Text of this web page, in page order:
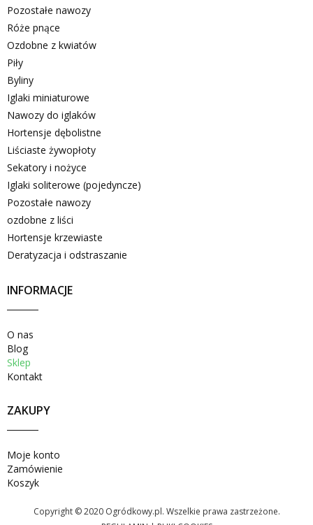
Pozostałe nawozy
Róże pnące
Ozdobne z kwiatów
Piły
Byliny
Iglaki miniaturowe
Nawozy do iglaków
Hortensje dębolistne
Liściaste żywopłoty
Sekatory i nożyce
Iglaki soliterowe (pojedyncze)
Pozostałe nawozy
ozdobne z liści
Hortensje krzewiaste
Deratyzacja i odstraszanie
INFORMACJE
O nas
Blog
Sklep
Kontakt
ZAKUPY
Moje konto
Zamówienie
Koszyk
Copyright © 2020 Ogródkowy.pl. Wszelkie prawa zastrzeżone.